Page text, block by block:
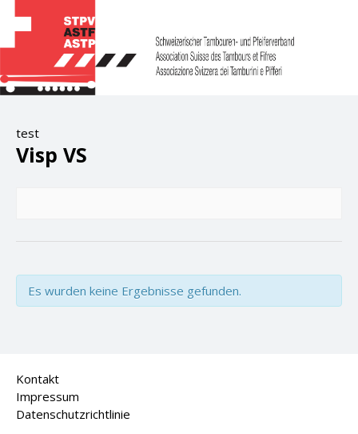
test
Visp VS
Es wurden keine Ergebnisse gefunden.
Kontakt
Impressum
Datenschutzrichtlinie